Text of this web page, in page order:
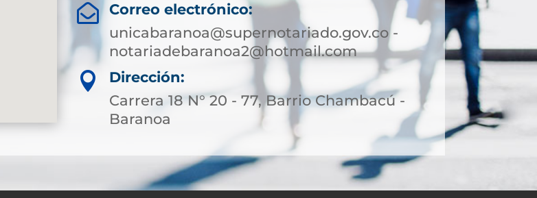

Correo electrónico:
unicabaranoa@supernotariado.gov.co -
notariadebaranoa2@hotmail.com

Dirección:
Carrera 18 N° 20 - 77, Barrio Chambacú -
Baranoa